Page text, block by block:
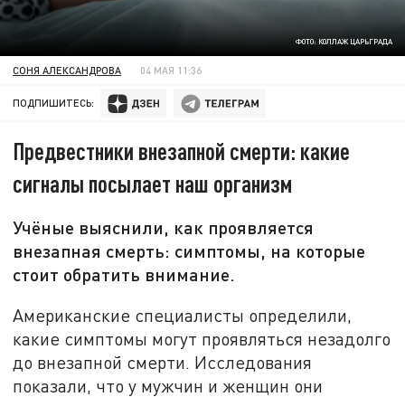
ФОТО: КОЛЛАЖ ЦАРЬГРАДА
СОНЯ АЛЕКСАНДРОВА 04 МАЯ 11:36
ПОДПИШИТЕСЬ:
Предвестники внезапной смерти: какие
сигналы посылает наш организм
Учёные выяснили, как проявляется
внезапная смерть: симптомы, на которые
стоит обратить внимание.
Американские специалисты определили,
какие симптомы могут проявляться незадолго
до внезапной смерти. Исследования
показали, что у мужчин и женщин они